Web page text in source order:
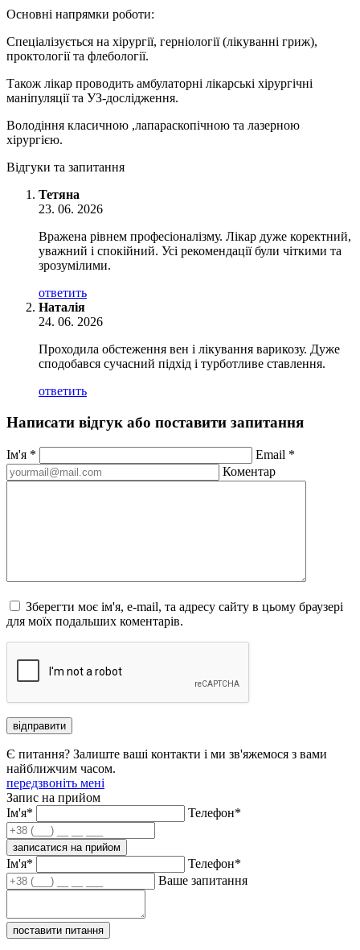
Основні напрямки роботи:
Спеціалізується на хірургії, герніології (лікуванні гриж),
проктології та флебології.
Також лікар проводить амбулаторні лікарські хірургічні
маніпуляції та УЗ-дослідження.
Володіння класичною ,лапараскопічною та лазерною
хірургією.
Відгуки та запитання
Тетяна
23. 06. 2026
Вражена рівнем професіоналізму. Лікар дуже коректний,
уважний і спокійний. Усі рекомендації були чіткими та
зрозумілими.
ответить
Наталія
24. 06. 2026
Проходила обстеження вен і лікування варикозу. Дуже
сподобався сучасний підхід і турботливе ставлення.
ответить
Написати відгук або поставити запитання
Ім'я * Email *
Коментар
Зберегти моє ім'я, e-mail, та адресу сайту в цьому браузері
для моїх подальших коментарів.
відправити
Є питання? Залиште ваші контакти і ми зв'яжемося з вами
найближчим часом.
передзвоніть мені
Запис на прийом
Ім'я*
Телефон*
записатися на прийом
Ім'я*
Телефон*
Ваше запитання
поставити питання